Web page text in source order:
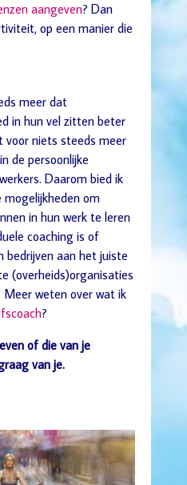
aangeven? Dan
op een manier die
meer dat
in hun vel zitten beter
voor niets steeds meer
de persoonlijke
Daarom bied ik
mogelijkheden om
in hun werk te leren
coaching is of
bedrijven aan het juiste
(overheids)organisaties
Meer weten over wat ik
?
of die van je
van je.